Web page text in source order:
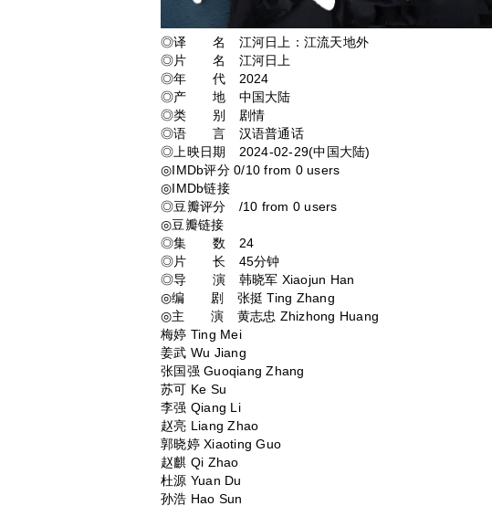
◎译 名 江河日上：江流天地外
◎片 名 江河日上
◎年 代 2024
◎产 地 中国大陆
◎类 别 剧情
◎语 言 汉语普通话
◎上映日期 2024-02-29(中国大陆)
◎IMDb评分 0/10 from 0 users
◎IMDb链接
◎豆瓣评分 /10 from 0 users
◎豆瓣链接
◎集 数 24
◎片 长 45分钟
◎导 演 韩晓军 Xiaojun Han
◎编 剧 张挺 Ting Zhang
◎主 演 黄志忠 Zhizhong Huang
梅婷 Ting Mei
姜武 Wu Jiang
张国强 Guoqiang Zhang
苏可 Ke Su
李强 Qiang Li
赵亮 Liang Zhao
郭晓婷 Xiaoting Guo
赵麒 Qi Zhao
杜源 Yuan Du
孙浩 Hao Sun